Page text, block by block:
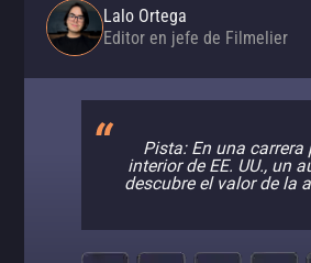
Lalo Ortega
Editor en jefe de Filmelier
Pista: En una carrera
interior de EE. UU., un
descubre el valor de la